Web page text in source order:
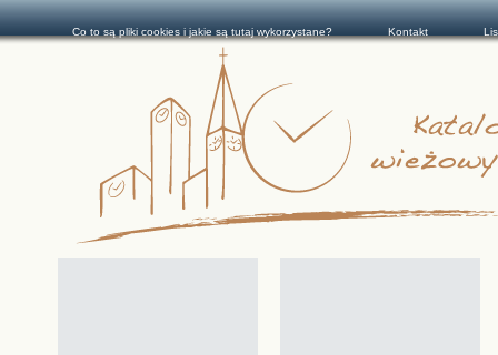
Co to są pliki cookies i jakie są tutaj wykorzystane? Kontakt